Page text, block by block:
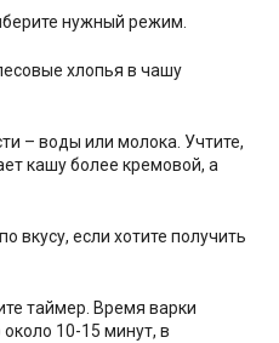
нужный режим.
хлопья в чашу
– воды или молока. Учтите,
кашу более кремовой, а
вкусу, если хотите получить
таймер. Время варки
10-15 минут, в